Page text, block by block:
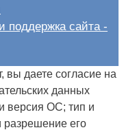
поддержка сайта -
вы даете согласие на
данных
версия ОС; тип и
разрешение его